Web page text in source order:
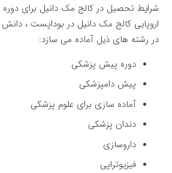
شرایط تحصیل در کالج مک دانیل برای
اروپایی کالج مک دانیل در بوداپست ، دانش
در رشته های ذیل آماده می سازد:
دوره پیش پزشکی
پیش دامپزشکی
آماده سازی برای علوم پزشکی
دندان پزشکی
داروسازی
فیزیوتراپی